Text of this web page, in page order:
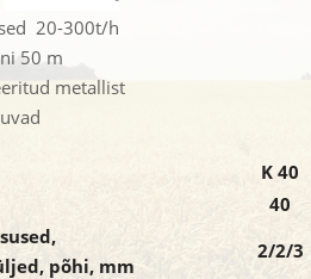
20-300t/h
50 m
metallist
K 40
40
põhi, mm
2/2/3